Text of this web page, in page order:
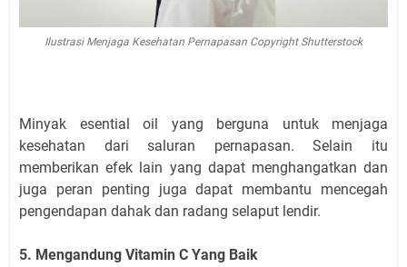
Ilustrasi Menjaga Kesehatan Pernapasan Copyright Shutterstock
Minyak esential oil yang berguna untuk menjaga
kesehatan dari saluran pernapasan. Selain itu
memberikan efek lain yang dapat menghangatkan dan
juga peran penting juga dapat membantu mencegah
pengendapan dahak dan radang selaput lendir.
5. Mengandung Vitamin C Yang Baik